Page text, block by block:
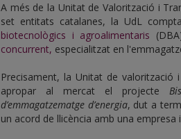
A més de la Unitat de Valorització i
set entitats catalanes, la UdL
biotecnològics i agroalimentaris
concurrent, especialitzat en
Precisament, la Unitat de
apropar al mercat el projecte
d’emmagatzematge d’energia, dut a
un acord de llicència amb una